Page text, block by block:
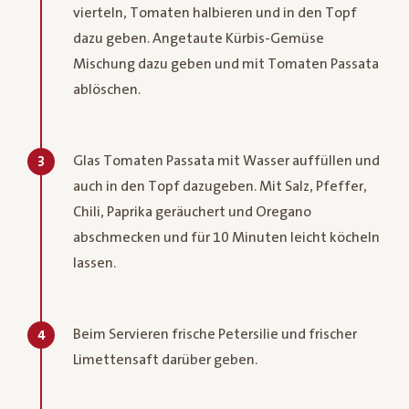
vierteln, Tomaten halbieren und in den Topf
dazu geben. Angetaute Kürbis-Gemüse
Mischung dazu geben und mit Tomaten Passata
ablöschen.
3
Glas Tomaten Passata mit Wasser auffüllen und
auch in den Topf dazugeben. Mit Salz, Pfeffer,
Chili, Paprika geräuchert und Oregano
abschmecken und für 10 Minuten leicht köcheln
lassen.
4
Beim Servieren frische Petersilie und frischer
Limettensaft darüber geben.